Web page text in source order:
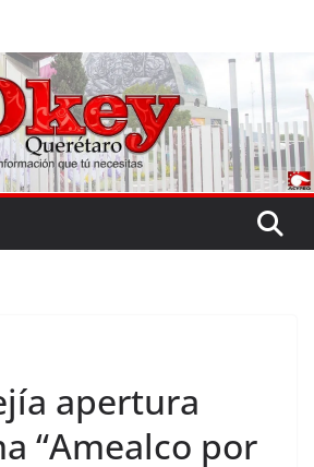
apertura
“Amealco por